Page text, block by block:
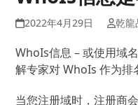
2022年4月29日 乾龍
WhoIs信息 – 或使用域
解专家对 WhoIs 作为排
当您注册域时，注册商